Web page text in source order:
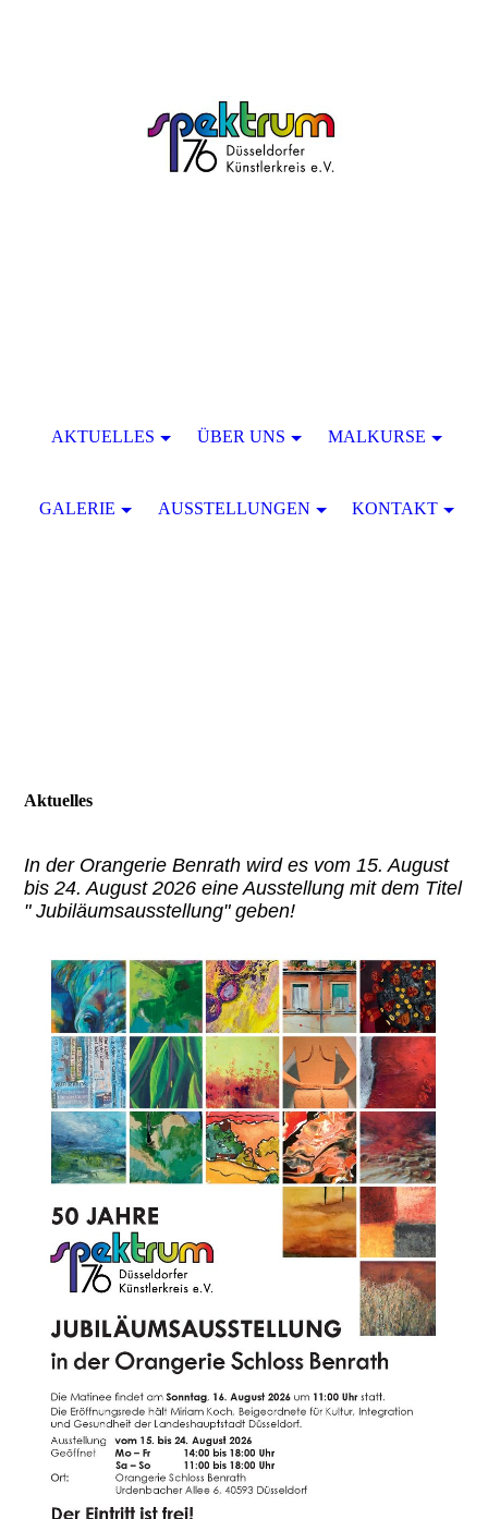
Aktuelles
In der Orangerie Benrath wird es vom 15. August
bis 24. August 2026 eine Ausstellung mit dem Titel
" Jubiläumsausstellung" geben!
AKTUELLES ÜBER UNS MALKURSE
GALERIE AUSSTELLUNGEN KONTAKT